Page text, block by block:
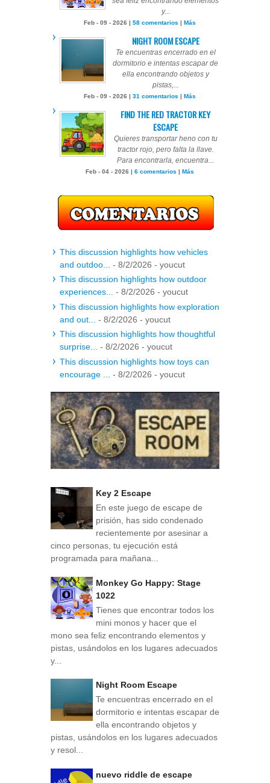
y...
Feb - 09 - 2026 | 58 comentarios | Más
NIGHT ROOM ESCAPE
Te encuentras encerrado en el
dormitorio e intentas escapar de
ella encontrando objetos y
pistas,...
Feb - 09 - 2026 | 31 comentarios | Más
FIND THE RED TRACTOR KEY
ESCAPE
Quieres transportar heno con tu
tractor rojo, pero falta la llave.
Para encontrarla, encuentra...
Feb - 04 - 2026 | 6 comentarios | Más
This discussion highlights how vehicles
and outdoo...
- 8/2/2026 - youcut
This discussion highlights how outdoor
experiences... - 8/2/2026 - youcut
This discussion highlights how exploration
and out...
- 8/2/2026 - youcut
This discussion highlights how thoughtful
surprise... - 8/2/2026 - youcut
This discussion highlights how toys can
encourage ...
- 8/2/2026 - youcut
Key 2 Escape
En este juego de escape de
prisión, has sido condenado
recientemente por asesinar a
cinco personas, tu ejecución está
programada para mañana...
Monkey Go Happy: Stage
1022
Tienes que encontrar todos los
mini monos y hacer que el
mono sea feliz encontrando elementos y
pistas, usándolos en los lugares adecuados
y...
Night Room Escape
Te encuentras encerrado en el
dormitorio e intentas escapar de
ella encontrando objetos y
pistas, usándolos en los lugares adecuados
y resol...
nuevo riddle de escape